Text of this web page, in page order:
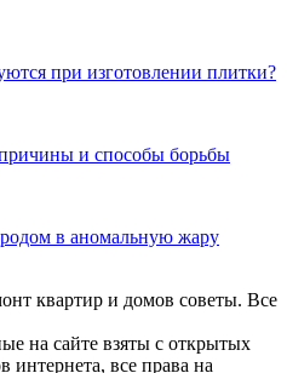
при изготовлении плитки?
и способы борьбы
в аномальную жару
квартир и домов советы. Все
на сайте взяты с открытых
интернета, все права на